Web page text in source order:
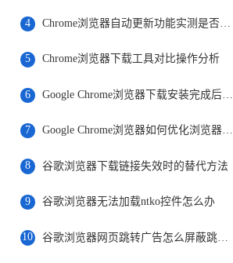
4
5 Chrome浏览器下载工具对比操作分析
6 Google Chrome浏览器下载安装完成后浏览器数据备份教程
7 Google Chrome浏览器如何优化浏览器的隐私设置
8 谷歌浏览器下载链接失效时的替代方法
9 谷歌浏览器无法加载ntko控件怎么办
10 谷歌浏览器网页跳转广告怎么屏蔽跳转链接